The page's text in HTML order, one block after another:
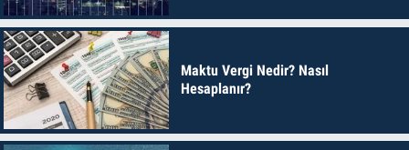
Maktu Vergi Nedir? Nasıl
Hesaplanır?